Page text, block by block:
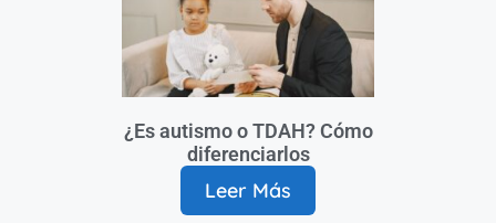
¿Es autismo o TDAH? Cómo
diferenciarlos
Leer Más